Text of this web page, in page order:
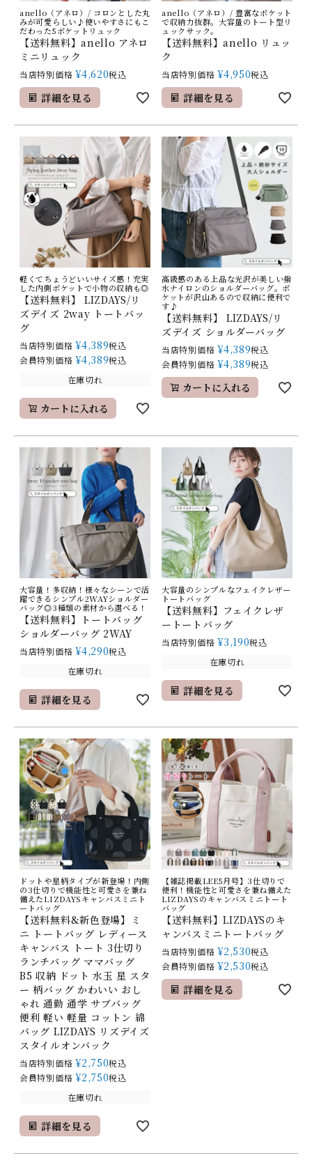
anello（アネロ）/ コロンとした丸
みが可愛らしい♪使いやすさにもこ
だわった5ポケットリュック
【送料無料】anello アネロ
ミニリュック
当店特別価格 ¥4,620税込
詳細を見る
anello（アネロ）/ 豊富なポケット
で収納力抜群。大容量のトート型リ
ュックサック。
【送料無料】anello リュッ
ク
当店特別価格 ¥4,950税込
詳細を見る
軽くてちょうどいいサイズ感！充実
した内側ポケットで小物の収納も◎
【送料無料】 LIZDAYS/リ
ズデイズ 2way トートバッ
グ
当店特別価格 ¥4,389税込
会員特別価格 ¥4,389税込
在庫切れ
カートに入れる
高級感のある上品な光沢が美しい撥
水ナイロンのショルダーバッグ。ポ
ケットが沢山あるので収納に便利で
す♪
【送料無料】 LIZDAYS/リ
ズデイズ ショルダーバッグ
当店特別価格 ¥4,389税込
会員特別価格 ¥4,389税込
カートに入れる
大容量！多収納！様々なシーンで活
躍できるシンプル2WAYショルダー
バッグ◎3種類の素材から選べる！
【送料無料】トートバッグ
ショルダーバッグ 2WAY
当店特別価格 ¥4,290税込
在庫切れ
詳細を見る
大容量のシンプルなフェイクレザー
トートバッグ
【送料無料】フェイクレザ
ートートバッグ
当店特別価格 ¥3,190税込
在庫切れ
詳細を見る
ドットや星柄タイプが新登場！内側
の3仕切りで機能性と可愛さを兼ね
備えたLIZDAYSキャンバスミニト
ートバッグ
【送料無料&新色登場】ミ
ニ トートバッグ レディース
キャンバス トート 3仕切り
ランチバッグ ママバッグ
B5 収納 ドット 水玉 星 スタ
ー 柄バッグ かわいい おし
ゃれ 通勤 通学 サブバッグ
便利 軽い 軽量 コットン 綿
バッグ LIZDAYS リズデイズ
スタイルオンバック
当店特別価格 ¥2,750税込
会員特別価格 ¥2,750税込
在庫切れ
詳細を見る
【雑誌掲載LEE5月号】3仕切りで
便利！機能性と可愛さを兼ね備えた
LIZDAYSのキャンバスミニトート
バッグ
【送料無料】LIZDAYSのキ
ャンバスミニトートバッグ
当店特別価格 ¥2,530税込
会員特別価格 ¥2,530税込
詳細を見る